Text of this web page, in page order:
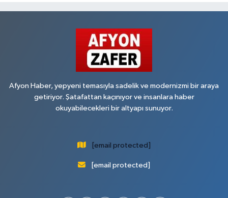
Afyon Haber, yepyeni temasıyla sadelik ve modernizmi bir araya
getiriyor. Şatafattan kaçınıyor ve insanlara haber
okuyabilecekleri bir altyapı sunuyor.
[email protected]
[email protected]